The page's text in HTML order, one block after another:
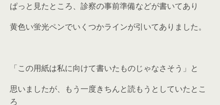
ぱっと見たところ、診察の事前準備などが書いてあり
黄色い蛍光ペンでいくつかラインが引いてありました。
「この用紙は私に向けて書いたものじゃなさそう」と
思いましたが、もう一度きちんと読もうとしていたとこ
ろ